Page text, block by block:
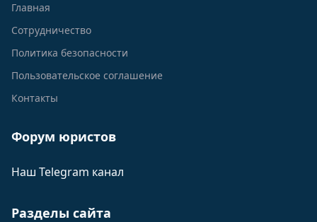
Главная
Сотрудничество
Политика безопасности
Пользовательское соглашение
Контакты
Форум юристов
Наш Telegram канал
Разделы сайта